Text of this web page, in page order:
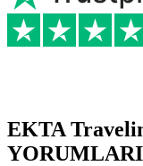
EKTA
YORUMLARI